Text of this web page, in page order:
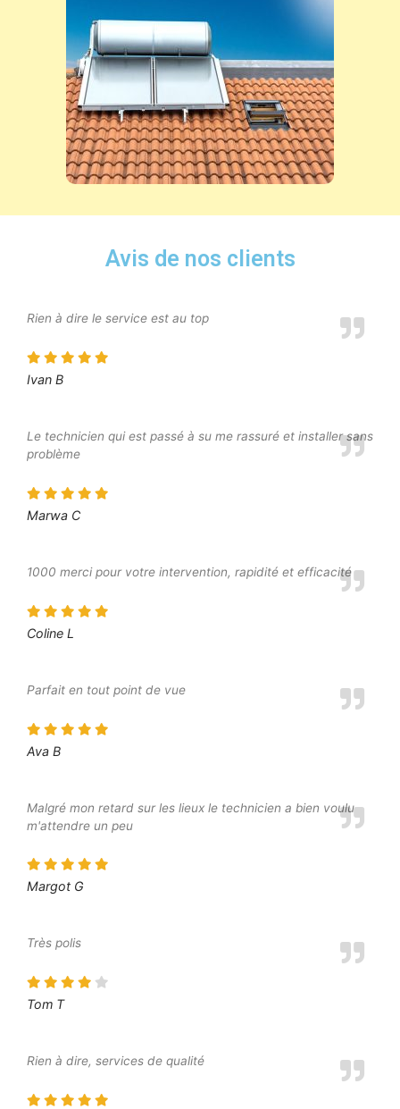
Avis de nos clients
Rien à dire le service est au top
Ivan B
Le technicien qui est passé à su me rassuré et installer sans
problème
Marwa C
1000 merci pour votre intervention, rapidité et efficacité
Coline L
Parfait en tout point de vue
Ava B
Malgré mon retard sur les lieux le technicien a bien voulu
m'attendre un peu
Margot G
Très polis
Tom T
Rien à dire, services de qualité